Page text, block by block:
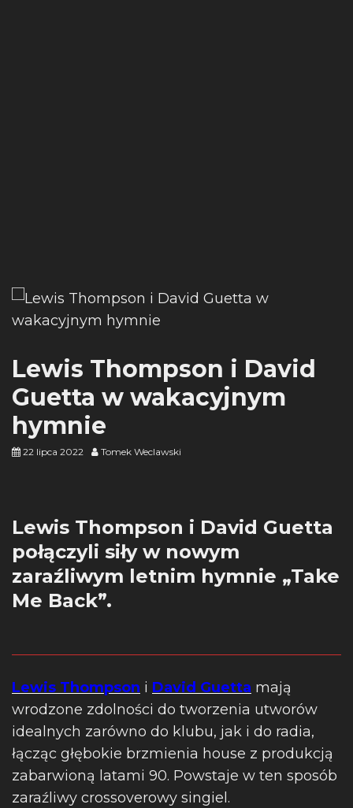
Lewis Thompson i David
Guetta w wakacyjnym
hymnie
22 lipca 2022 Tomek Weclawski
Lewis Thompson i David Guetta
połączyli siły w nowym
zaraźliwym letnim hymnie „Take
Me Back”.
Lewis Thompson i David Guetta mają
wrodzone zdolności do tworzenia utworów
idealnych zarówno do klubu, jak i do radia,
łącząc głębokie brzmienia house z produkcją
zabarwioną latami 90. Powstaje w ten sposób
zaraźliwy crossoverowy singiel.